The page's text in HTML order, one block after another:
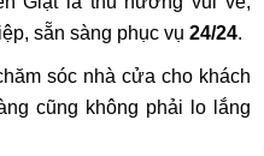
sẵn sàng phục vụ24/24.
sóc nhà cửa cho khách
cũng không phải lo lắng